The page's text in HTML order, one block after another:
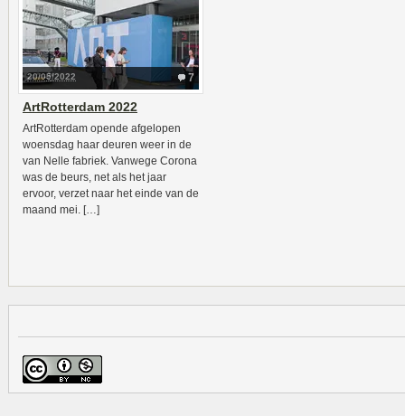
7
20/05/2022
ArtRotterdam 2022
ArtRotterdam opende afgelopen
woensdag haar deuren weer in de
van Nelle fabriek. Vanwege Corona
was de beurs, net als het jaar
ervoor, verzet naar het einde van de
maand mei. […]